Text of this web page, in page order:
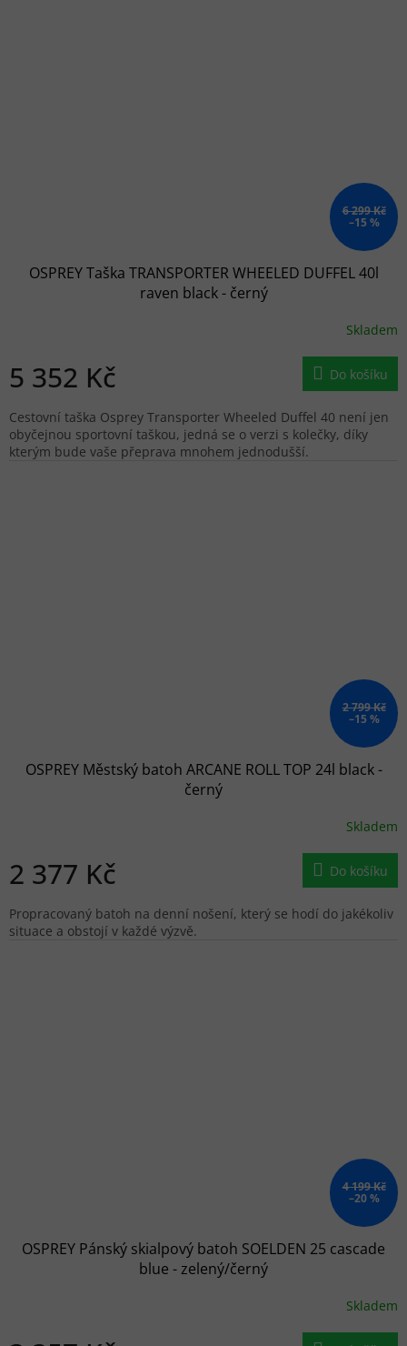
6 299 Kč
–15 %
OSPREY Taška TRANSPORTER WHEELED DUFFEL 40l
raven black - černý
Skladem
5 352 Kč Do košíku
Cestovní taška Osprey Transporter Wheeled Duffel 40 není jen
obyčejnou sportovní taškou, jedná se o verzi s kolečky, díky
kterým bude vaše přeprava mnohem jednodušší.
2 799 Kč
–15 %
OSPREY Městský batoh ARCANE ROLL TOP 24l black -
černý
Skladem
2 377 Kč Do košíku
Propracovaný batoh na denní nošení, který se hodí do jakékoliv
situace a obstojí v každé výzvě.
4 199 Kč
–20 %
OSPREY Pánský skialpový batoh SOELDEN 25 cascade
blue - zelený/černý
Skladem